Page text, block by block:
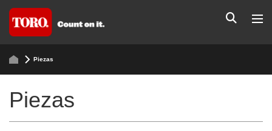
Piezas
Piezas